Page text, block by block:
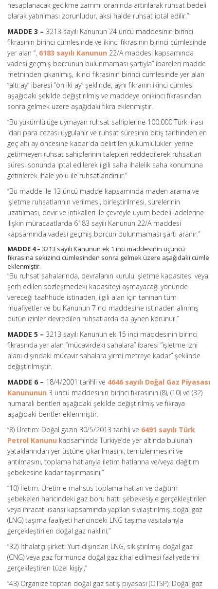
hesaplanacak gecikme zammı oranında artırılarak ruhsat bedeli
olarak yatırılması zorunludur, aksi halde ruhsat iptal edilir.”
MADDE 3 – 3213 sayılı Kanunun 24 üncü maddesinin birinci
fıkrasının birinci cümlesinde ve ikinci fıkrasının birinci cümlesinde
yer alan “, 6183 sayılı Kanunun 22/A maddesi kapsamında
vadesi geçmiş borcunun bulunmaması şartıyla” ibareleri madde
metninden çıkarılmış, ikinci fıkrasının birinci cümlesinde yer alan
“altı ay” ibaresi “on iki ay” şeklinde, aynı fıkranın ikinci cümlesi
aşağıdaki şekilde değiştirilmiş ve maddeye onikinci fıkrasından
sonra gelmek üzere aşağıdaki fıkra eklenmiştir.
“Bu yükümlülüğe uymayan ruhsat sahiplerine 100.000 Türk lirası
idari para cezası uygulanır ve ruhsat süresinin bitiş tarihinden en
geç altı ay öncesine kadar da belirtilen yükümlülükleri yerine
getirmeyen ruhsat sahiplerinin talepleri reddedilerek ruhsatları
süresi sonunda iptal edilerek ilgili saha ihalelik saha konumuna
getirilerek ihale yolu ile ruhsatlandırılır.”
“Bu madde ile 13 üncü madde kapsamında maden arama ve
işletme ruhsatlarının verilmesi, birleştirilmesi, sürelerinin
uzatılması, devir ve intikalleri ile çevreyle uyum bedeli iadelerine
ilişkin müracaatlarda 6183 sayılı Kanunun 22/A maddesi
kapsamında vadesi geçmiş borcun bulunmaması şartı aranır.”
MADDE 4 – 3213 sayılı Kanunun ek 1 inci maddesinin üçüncü
fıkrasına sekizinci cümlesinden sonra gelmek üzere aşağıdaki cümle
eklenmiştir.
“Bu ruhsat sahalarında, devralanın kurulu işletme kapasitesi veya
şerh edilen sözleşmedeki kapasiteyi aşmayacağı yönünde
vereceği taahhüde istinaden, ilgili alan için tanınan tüm
muafiyetler ve bu Kanunun 7 nci maddesine istinaden alınmış
bütün izinler devredilen ruhsatlarda da aynen korunur.”
MADDE 5 – 3213 sayılı Kanunun ek 15 inci maddesinin birinci
fıkrasında yer alan “mücavirdeki sahalara” ibaresi “işletme izni
alanı dışındaki mücavir sahalara yirmi metreye kadar” şeklinde
değiştirilmiştir.
MADDE 6 – 18/4/2001 tarihli ve 4646 sayılı Doğal Gaz Piyasası
Kanununun 3 üncü maddesinin birinci fıkrasının (8), (10) ve (32)
numaralı bentleri aşağıdaki şekilde değiştirilmiş ve fıkraya
aşağıdaki bentler eklenmiştir.
“8) Üretim: Doğal gazın 30/5/2013 tarihli ve 6491 sayılı Türk
Petrol Kanunu kapsamında Türkiye’de yer altında bulunan
yataklarından yer üstüne çıkarılmasını, temizlenmesini ve
arıtılmasını, toplama hatlarıyla iletim hatlarına ve/veya dağıtım
şebekesine kadar taşınmasını,”
“10) İletim: Üretime mahsus toplama hatları ve dağıtım
şebekeleri haricindeki gaz boru hattı şebekesiyle gerçekleştirilen
veya ihracat lisansı kapsamında yapılan sıvılaştırılmış doğal gaz
(LNG) taşıma faaliyeti haricindeki LNG taşıma vasıtalarıyla
gerçekleştirilen doğal gaz naklini,”
“32) İthalatçı şirket: Yurt dışından LNG, sıkıştırılmış doğal gaz
(CNG) veya gaz formunda doğal gaz ithal edilmesi faaliyetlerini
gerçekleştiren tüzel kişiyi,”
“43) Organize toptan doğal gaz satış piyasası (OTSP): Doğal gaz